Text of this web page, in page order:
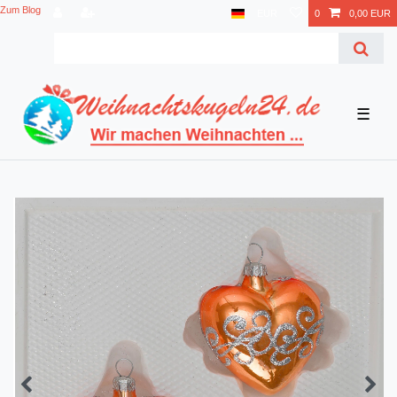
Zum Blog 0 0,00 EUR
☰